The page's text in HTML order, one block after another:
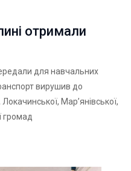
отримали
для навчальних
вирушив до
Мар’янівської,
громад